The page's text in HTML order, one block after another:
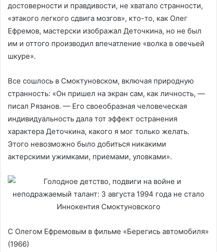
достоверности и правдивости, не хватало странности,
«этакого легкого сдвига мозгов», кто-то, как Олег
Ефремов, мастерски изображал Деточкина, но не был
им и оттого производил впечатление «волка в овечьей
шкуре».
Все сошлось в Смоктуновском, включая природную
странность: «Он пришел на экран сам, как личность, —
писал Рязанов. — Его своеобразная человеческая
индивидуальность дала тот эффект остранения
характера Деточкина, какого я мог только желать.
Этого невозможно было добиться никакими
актерскими ужимками, приемами, уловками».
С Олегом Ефремовым в фильме «Берегись автомобиля»
(1966)